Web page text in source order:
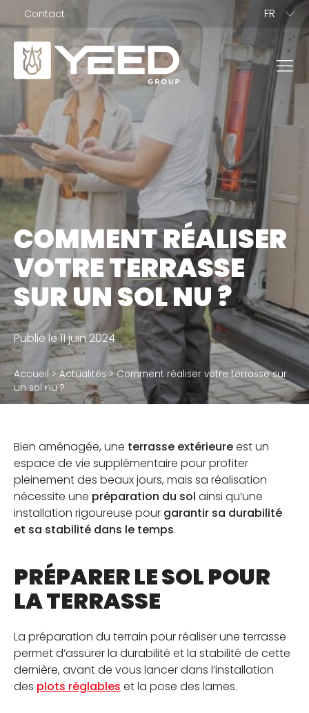
Contact
FR
BG
NOS GAMMES
Gamme Origin
Gamme Unika
NOS PLOTS
Plots terrasse dalle
Plots terrasse bois
Accessoires
QUI SOMMES-NOUS
Notre usine de production
Notre politique RSE
BLOG
JE SUIS PROFESSIONNEL
OÙ TROUVER NOS PRODUITS
CALCULATEUR DE PLOTS
CONTACTEZ-NOUS
COMMENT RÉALISER
VOTRE TERRASSE
SUR UN SOL NU ?
Publié le 11 juin 2024
Accueil> Actualités>Comment réaliser votre terrasse sur
un sol nu ?
Bien aménagée, une terrasse extérieureest un
espace de vie supplémentaire pour profiter
pleinement des beaux jours, mais sa réalisation
nécessite une préparation du sol ainsi qu’une
installation rigoureuse pour garantir sa durabilité
et sa stabilité dans le temps.
PRÉPARER LE SOL POUR
LA TERRASSE
La préparation du terrain pour réaliser une terrasse
permet d’assurer la durabilité et la stabilité de cette
dernière, avant de vous lancer dans l’installation
des plots réglables et la pose des lames.